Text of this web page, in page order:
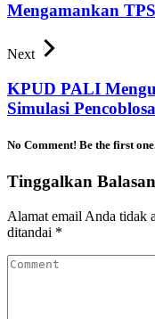
Mengamankan TPS
Next
KPUD PALI
Simulasi
No Comment! Be the first
Tinggalkan Balasan
Alamat email Anda tidak
ditandai *